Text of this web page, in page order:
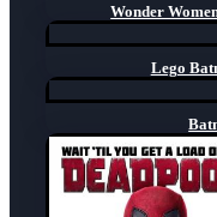
Wonder
Lego